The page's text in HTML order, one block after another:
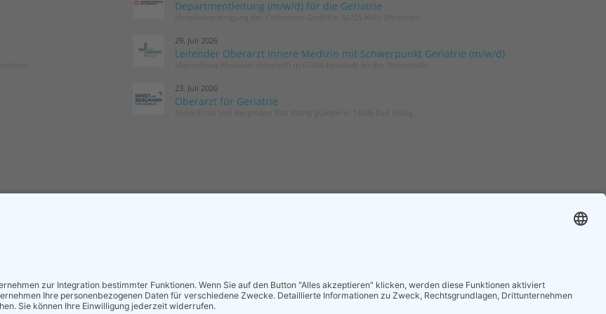
Departmentleitung (m/w/d) für die Geriatrie
29. Juli 2026
Leitender Oberarzt Innere Medizin mit Schwerpunkt Geriatrie (m/w/d)
23. Juli 2026
Oberarzt für Geriatrie
in der DGG entdecken.
Postfach.
unserem Fach.